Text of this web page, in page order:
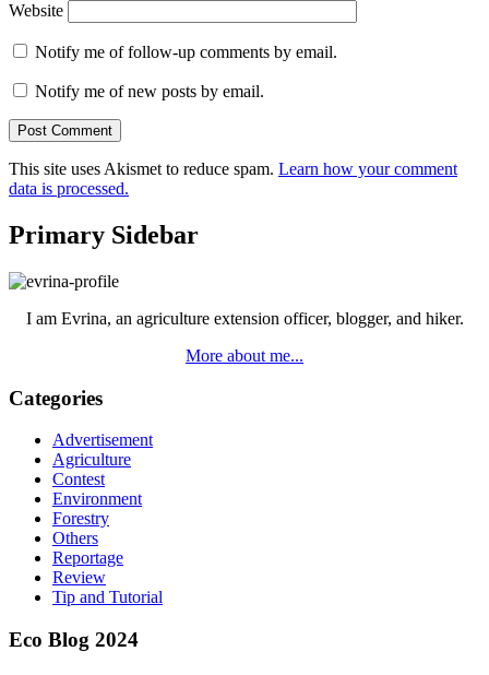
Website
Notify me of follow-up comments by email.
Notify me of new posts by email.
This site uses Akismet to reduce spam. Learn how your comment
data is processed.
Primary Sidebar
I am Evrina, an agriculture extension officer, blogger, and hiker.
More about me...
Categories
Advertisement
Agriculture
Contest
Environment
Forestry
Others
Reportage
Review
Tip and Tutorial
Eco Blog 2024